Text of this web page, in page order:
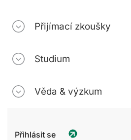
Přijímací zkoušky
Studium
Věda & výzkum
Přihlásit se